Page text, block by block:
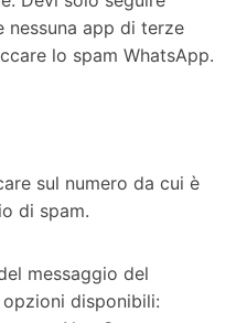
nessuna app di terze
lo spam WhatsApp.
sul numero da cui è
di spam.
messaggio del
disponibili: